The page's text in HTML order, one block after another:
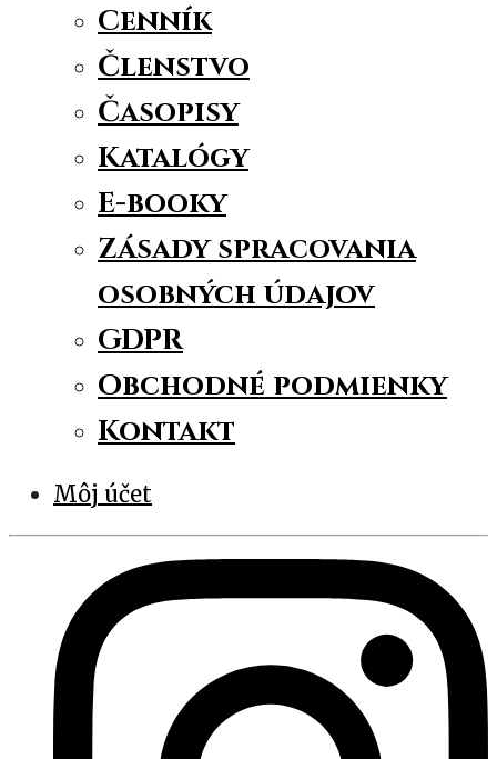
Cenník
Členstvo
Časopisy
Katalógy
E-booky
Zásady spracovania
osobných údajov
GDPR
Obchodné podmienky
Kontakt
Môj účet